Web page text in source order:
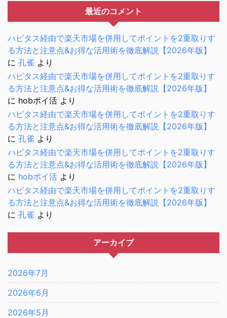
最近のコメント
ハピタス経由で楽天市場を併用してポイントを2重取りす
る方法と注意点&お得な活用術を徹底解説【2026年版】
に 孔雀 より
ハピタス経由で楽天市場を併用してポイントを2重取りす
る方法と注意点&お得な活用術を徹底解説【2026年版】
に hobポイ活 より
ハピタス経由で楽天市場を併用してポイントを2重取りす
る方法と注意点&お得な活用術を徹底解説【2026年版】
に 孔雀 より
ハピタス経由で楽天市場を併用してポイントを2重取りす
る方法と注意点&お得な活用術を徹底解説【2026年版】
に hobポイ活 より
ハピタス経由で楽天市場を併用してポイントを2重取りす
る方法と注意点&お得な活用術を徹底解説【2026年版】
に 孔雀 より
アーカイブ
2026年7月
2026年6月
2026年5月